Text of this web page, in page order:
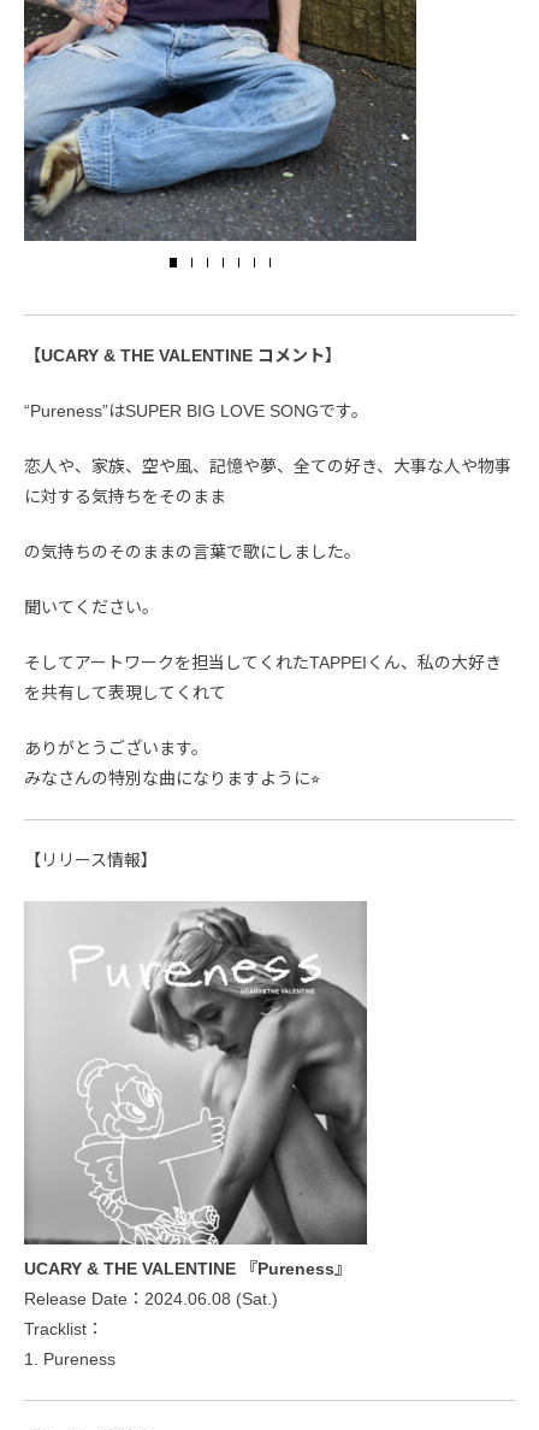
【UCARY & THE VALENTINE コメント】
“Pureness”はSUPER BIG LOVE SONGです。
恋人や、家族、空や風、記憶や夢、全ての好き、大事な人や物事
に対する気持ちをそのまま
の気持ちのそのままの言葉で歌にしました。
聞いてください。
そしてアートワークを担当してくれたTAPPEIくん、私の大好き
を共有して表現してくれて
ありがとうございます。
みなさんの特別な曲になりますように⭐︎
【リリース情報】
UCARY & THE VALENTINE 『Pureness』
Release Date：2024.06.08 (Sat.)
Tracklist：
1. Pureness